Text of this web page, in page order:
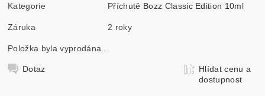
Kategorie Příchutě Bozz Classic Edition 10ml
Záruka 2 roky
Položka byla vyprodána...
Dotaz
Hlídat cenu a
dostupnost